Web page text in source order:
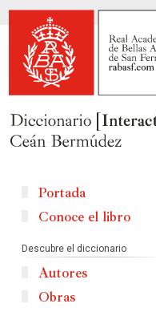
Portada
Conoce el libro
Descubre el diccionario
Autores
Obras